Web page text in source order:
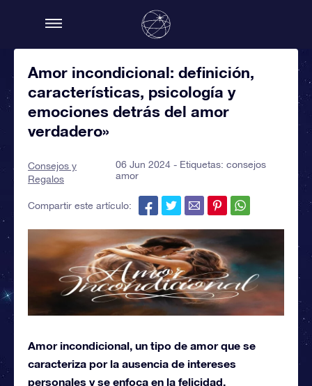
Amor incondicional: definición,
características, psicología y
emociones detrás del amor
verdadero»
Consejos y
Regalos
06 Jun 2024 - Etiquetas: consejos
amor
Compartir este artículo:
Amor incondicional, un tipo de amor que se
caracteriza por la ausencia de intereses
personales y se enfoca en la felicidad,